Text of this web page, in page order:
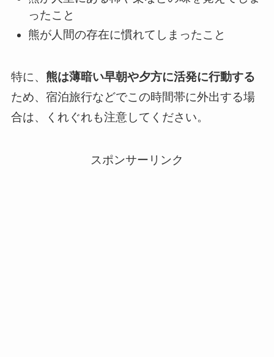
ったこと
熊が人間の存在に慣れてしまったこと
特に、 熊は薄暗い早朝や夕方に活発に行動する
ため、宿泊旅行などでこの時間帯に外出する場
合は、くれぐれも注意してください。
スポンサーリンク